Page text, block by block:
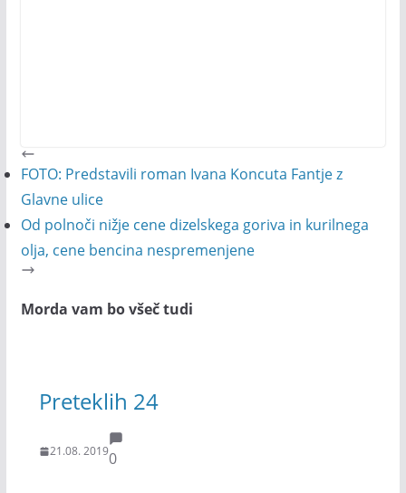
FOTO: Predstavili roman Ivana Koncuta Fantje z
Glavne ulice
Od polnoči nižje cene dizelskega goriva in kurilnega
olja, cene bencina nespremenjene
Morda vam bo všeč tudi
Preteklih 24
21.08. 20190